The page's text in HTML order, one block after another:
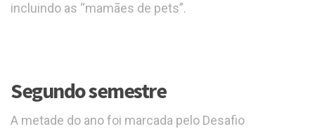
incluindo as “mamães de pets”.
Segundo semestre
A metade do ano foi marcada pelo Desafio